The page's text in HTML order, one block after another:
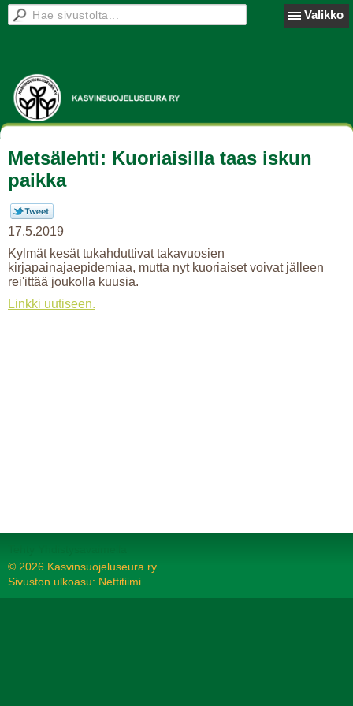
Valikko
Metsälehti: Kuoriaisilla taas iskun
paikka
17.5.2019
Kylmät kesät tukahduttivat takavuosien
kirjapainajaepidemiaa, mutta nyt kuoriaiset voivat jälleen
rei'ittää joukolla kuusia.
Linkki uutiseen.
© 2026 Kasvinsuojeluseura ry
Sivuston ulkoasu: Nettitiimi